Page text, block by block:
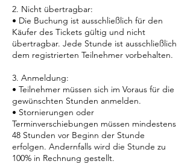
2. Nicht übertragbar:
• Die Buchung ist ausschließlich für den
Käufer des Tickets gültig und nicht
übertragbar. Jede Stunde ist ausschließlich
dem registrierten Teilnehmer vorbehalten.
3. Anmeldung:
• Teilnehmer müssen sich im Voraus für die
gewünschten Stunden anmelden.
• Stornierungen oder
Terminverschiebungen müssen mindestens
48 Stunden vor Beginn der Stunde
erfolgen. Andernfalls wird die Stunde zu
100% in Rechnung gestellt.